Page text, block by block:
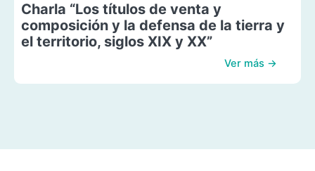
Charla “Los títulos de venta y
composición y la defensa de la tierra y
el territorio, siglos XIX y XX”
Ver más →